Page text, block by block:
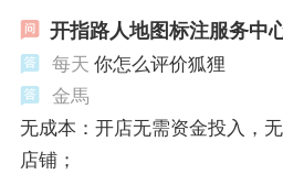
开指路人地图标注服务中
每天 你怎么评价狐狸
金馬
无成本：开店无需资金投入，
店铺；